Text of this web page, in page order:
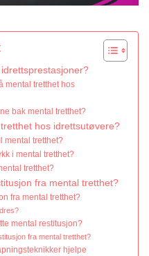
mental tretthet hos
bak mental tretthet?
hos idrettsutøvere?
mental tretthet?
i mental tretthet?
tretthet?
fra mental tretthet?
fra mental tretthet?
mental restitusjon?
fra mental tretthet?
hjelpe